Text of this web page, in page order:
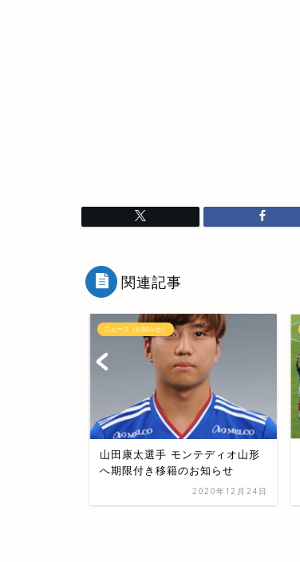
関連記事
ニュース（お知らせ）
山田康太選手 モンテディオ山形
へ期限付き移籍のお知らせ
2020年12月24日